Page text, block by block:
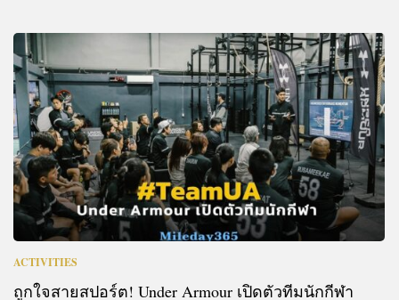
ACTIVITIES
ถูกใจสายสปอร์ต! Under Armour เปิดตัวทีมนักกีฬา